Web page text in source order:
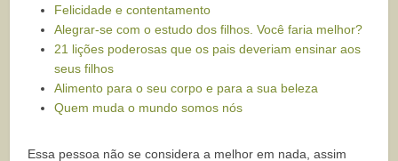
Felicidade e contentamento
Alegrar-se com o estudo dos filhos. Você faria melhor?
21 lições poderosas que os pais deveriam ensinar aos
seus filhos
Alimento para o seu corpo e para a sua beleza
Quem muda o mundo somos nós
Essa pessoa não se considera a melhor em nada, assim